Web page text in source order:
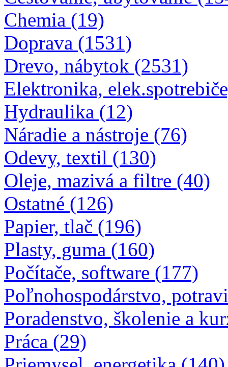
Chemia (19)
Doprava (1531)
Drevo, nábytok (2531)
Elektronika,
Hydraulika (12)
Náradie a nástroje (76)
Odevy, textil (130)
Oleje, mazivá a filtre (40)
Ostatné (126)
Papier, tlač (196)
Plasty, guma (160)
Počítače, software (177)
Poľnohospodárstvo,
Poradenstvo, školenie a
Práca (29)